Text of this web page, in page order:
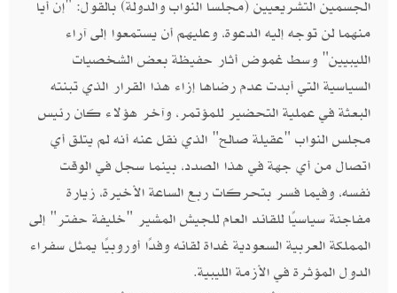
الجسمين التشريعيين (مجلسا النواب والدولة) بالقول: "إن أياً
منهما لن توجه إليه الدعوة، وعليهم أن يستمعوا إلى آراء
الليبيين" وسط غموض أثار حفيظة بعض الشخصيات
السياسية التي أبدت عدم رضاها إزاء هذا القرار الذي تبنته
البعثة في عملية التحضير للمؤتمر، وآخر هؤلاء كان رئيس
مجلس النواب "عقيلة صالح" الذي نقل عنه أنه لم يتلق أي
اتصال من أي جهة في هذا الصدد، بينما سجل في الوقت
نفسه، وفيما فسر بتحركات ربع الساعة الأخيرة، زيارة
مفاجئة سياسيًا للقائد العام للجيش المشير "خليفة حفتر" إلى
المملكة العربية السعودية غداة لقائه وفدًا أوروبيًا يمثل سفراء
الدول المؤثرة في الأزمة الليبية.